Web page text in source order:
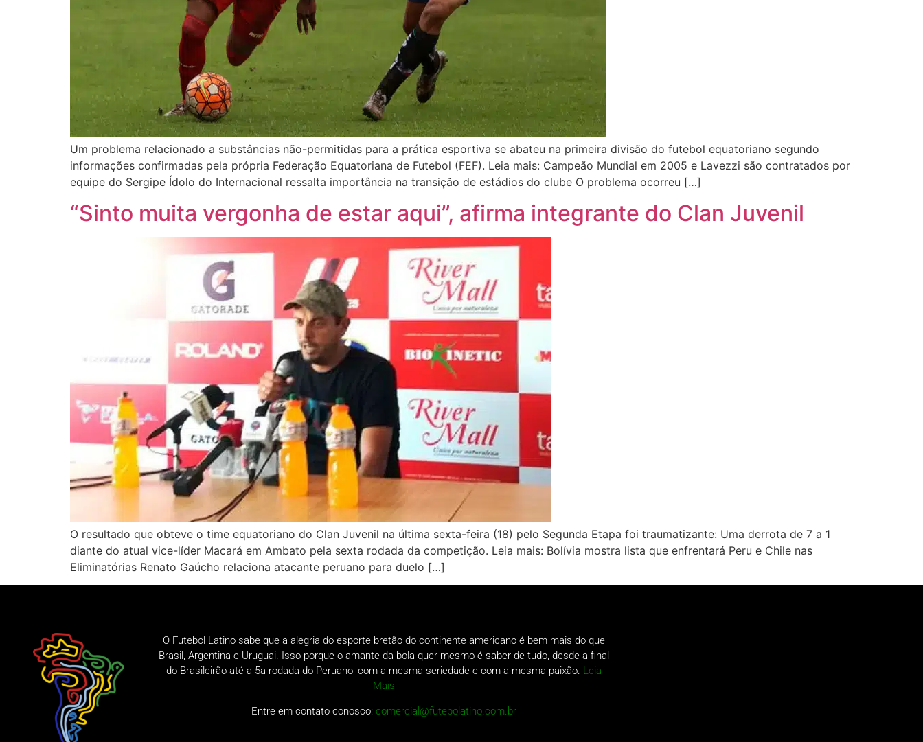
Um problema relacionado a substâncias não-permitidas para a prática esportiva se abateu na primeira divisão do futebol equatoriano segundo
informações confirmadas pela própria Federação Equatoriana de Futebol (FEF). Leia mais: Campeão Mundial em 2005 e Lavezzi são contratados por
equipe do Sergipe Ídolo do Internacional ressalta importância na transição de estádios do clube O problema ocorreu […]
“Sinto muita vergonha de estar aqui”, afirma integrante do Clan Juvenil
O resultado que obteve o time equatoriano do Clan Juvenil na última sexta-feira (18) pelo Segunda Etapa foi traumatizante: Uma derrota de 7 a 1
diante do atual vice-líder Macará em Ambato pela sexta rodada da competição. Leia mais: Bolívia mostra lista que enfrentará Peru e Chile nas
Eliminatórias Renato Gaúcho relaciona atacante peruano para duelo […]
O Futebol Latino sabe que a alegria do esporte bretão do continente americano é bem mais do que
Brasil, Argentina e Uruguai. Isso porque o amante da bola quer mesmo é saber de tudo, desde a final
do Brasileirão até a 5a rodada do Peruano, com a mesma seriedade e com a mesma paixão. Leia
Mais
Entre em contato conosco:comercial@futebolatino.com.br